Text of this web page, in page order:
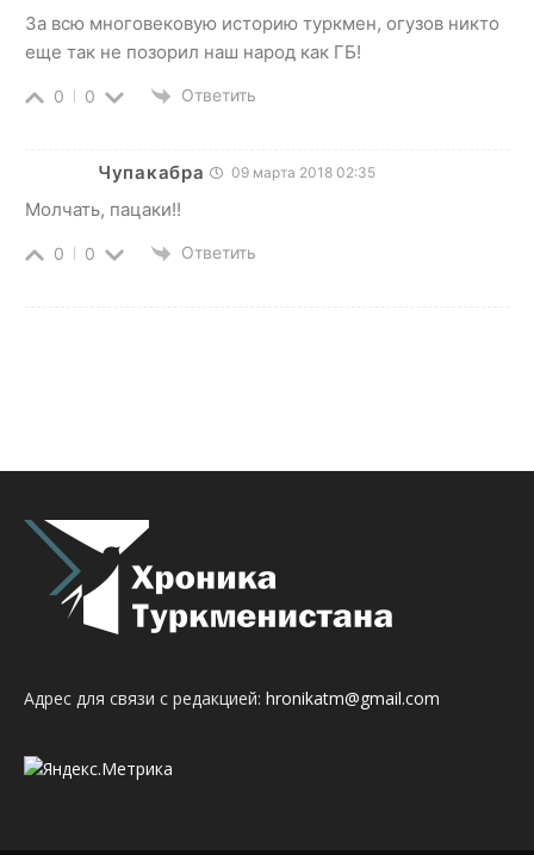
За всю многовековую историю туркмен, огузов никто
еще так не позорил наш народ как ГБ!
0 0 Ответить
Чупакабра 09 марта 2018 02:35
Молчать, пацаки!!
0 0 Ответить
Адрес для связи с редакцией: hronikatm@gmail.com